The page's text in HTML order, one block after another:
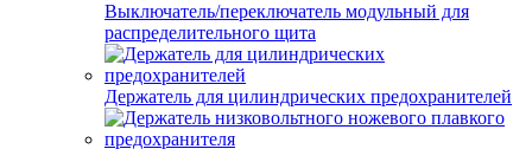
Выключатель/переключатель модульный для
распределительного щита
Держатель для цилиндрических предохранителей